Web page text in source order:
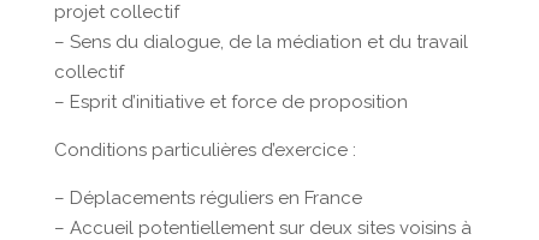
projet collectif
– Sens du dialogue, de la médiation et du travail
collectif
– Esprit d’initiative et force de proposition
Conditions particulières d’exercice :
– Déplacements réguliers en France
– Accueil potentiellement sur deux sites voisins à